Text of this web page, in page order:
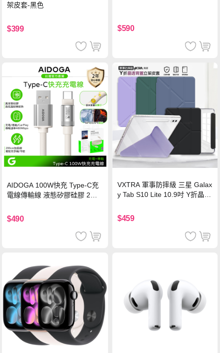
架皮套-黑色
$399 $590
AIDOGA 100W快充 Type-C充
電線傳輸線 液態矽膠硅膠 2M
$490
VXTRA 軍事防摔級 三星 Galax
y Tab S10 Lite 10.9吋 Y折晶透
$459